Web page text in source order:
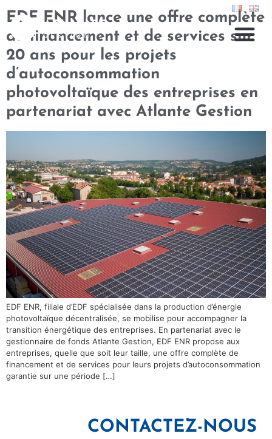
EDF ENR lance une offre complète
de financement et de services sur
20 ans pour les projets
d’autoconsommation
photovoltaïque des entreprises en
partenariat avec Atlante Gestion
EDF ENR, filiale d’EDF spécialisée dans la production d’énergie
photovoltaïque décentralisée, se mobilise pour accompagner la
transition énergétique des entreprises. En partenariat avec le
gestionnaire de fonds Atlante Gestion, EDF ENR propose aux
entreprises, quelle que soit leur taille, une offre complète de
financement et de services pour leurs projets d’autoconsommation
garantie sur une période […]
CONTACTEZ-NOUS